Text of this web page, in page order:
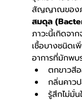
สัญญาณของ
สมดุล
ภาวะนี้เกิดจา
เชื้อบางชนิดเ
อาการที่มักพ
ตกขาวสี
กลิ่นคาว
รู้สึกไม่มั่น